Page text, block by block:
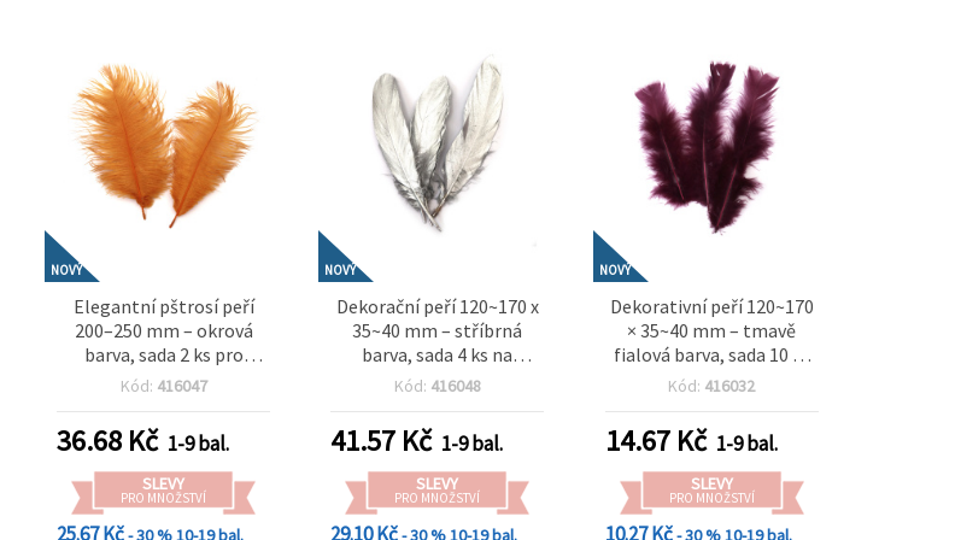
NOVÝ
Elegantní pštrosí peří
200–250 mm – okrová
barva, sada 2 ks pro
kreativní tvoření,
a svatební výzdobu
Kód: 416047
36.68 Kč 1-9 bal.
SLEVY
PRO MNOŽSTVÍ
25.67 Kč- 30 %10-19 bal.
NOVÝ
Dekorační peří 120~170 x
35~40 mm – stříbrná
barva, sada 4 ks na
elegantní tvoření,
kreativní projekty
Kód: 416048
41.57 Kč 1-9 bal.
SLEVY
PRO MNOŽSTVÍ
29.10 Kč- 30 %10-19 bal.
NOVÝ
Dekorativní peří 120~170
× 35~40 mm – tmavě
fialová barva, sada 10 ks
na elegantní tvoření,
kreativní designy
Kód: 416032
14.67Kč 1-9 bal.
SLEVY
PRO MNOŽSTVÍ
10.27 Kč- 30 %10-19 bal.